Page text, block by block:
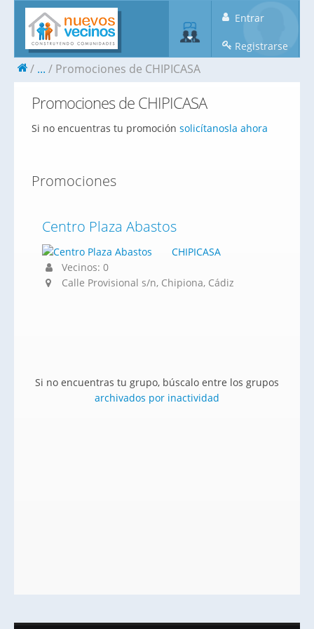
Entrar
Registrarse
... Promociones de CHIPICASA
Promociones de CHIPICASA
Si no encuentras tu promoción solicítanosla ahora
Promociones
Centro Plaza Abastos
CHIPICASA
Vecinos: 0
Calle Provisional s/n, Chipiona, Cádiz
Si no encuentras tu grupo, búscalo entre los grupos
archivados por inactividad